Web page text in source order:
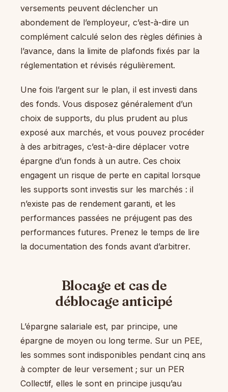
versements peuvent déclencher un
abondement de l’employeur, c’est-à-dire un
complément calculé selon des règles définies à
l’avance, dans la limite de plafonds fixés par la
réglementation et révisés régulièrement.
Une fois l’argent sur le plan, il est investi dans
des fonds. Vous disposez généralement d’un
choix de supports, du plus prudent au plus
exposé aux marchés, et vous pouvez procéder
à des arbitrages, c’est-à-dire déplacer votre
épargne d’un fonds à un autre. Ces choix
engagent un risque de perte en capital lorsque
les supports sont investis sur les marchés : il
n’existe pas de rendement garanti, et les
performances passées ne préjugent pas des
performances futures. Prenez le temps de lire
la documentation des fonds avant d’arbitrer.
Blocage et cas de
déblocage anticipé
L’épargne salariale est, par principe, une
épargne de moyen ou long terme. Sur un PEE,
les sommes sont indisponibles pendant cinq ans
à compter de leur versement ; sur un PER
Collectif, elles le sont en principe jusqu’au